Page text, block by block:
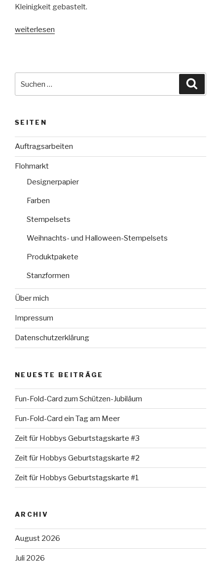
Kleinigkeit gebastelt.
„Goodies
weiterlesen
nach:
SEITEN
Auftragsarbeiten
Flohmarkt
Designerpapier
Farben
Stempelsets
Weihnachts- und Halloween-Stempelsets
Produktpakete
Stanzformen
Über mich
Impressum
Datenschutzerklärung
NEUESTE BEITRÄGE
Fun-Fold-Card zum Schützen-Jubiläum
Fun-Fold-Card ein Tag am Meer
Zeit für Hobbys Geburtstagskarte #3
Zeit für Hobbys Geburtstagskarte #2
Zeit für Hobbys Geburtstagskarte #1
ARCHIV
August 2026
Juli 2026